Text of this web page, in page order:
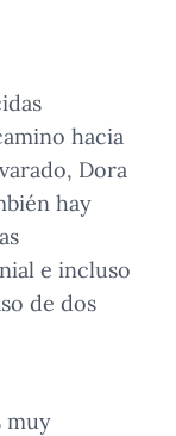
hacia
Dora
hay
e incluso
de dos
muy